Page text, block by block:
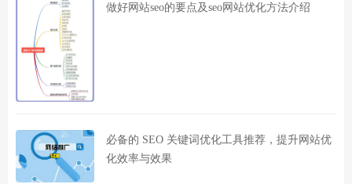
做好网站seo的要点及seo网站优化方法介绍
必备的 SEO 关键词优化工具推荐，提升网站优
化效率与效果